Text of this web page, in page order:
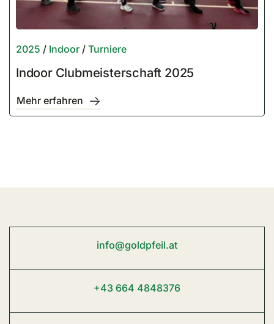
2025 / Indoor/ Turniere
Indoor Clubmeisterschaft 2025
Mehr erfahren
info@goldpfeil.at
+43 664 4848376